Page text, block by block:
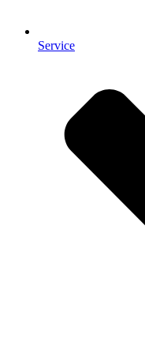
Service